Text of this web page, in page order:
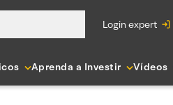
login expert
Aprenda a Investir Vídeos